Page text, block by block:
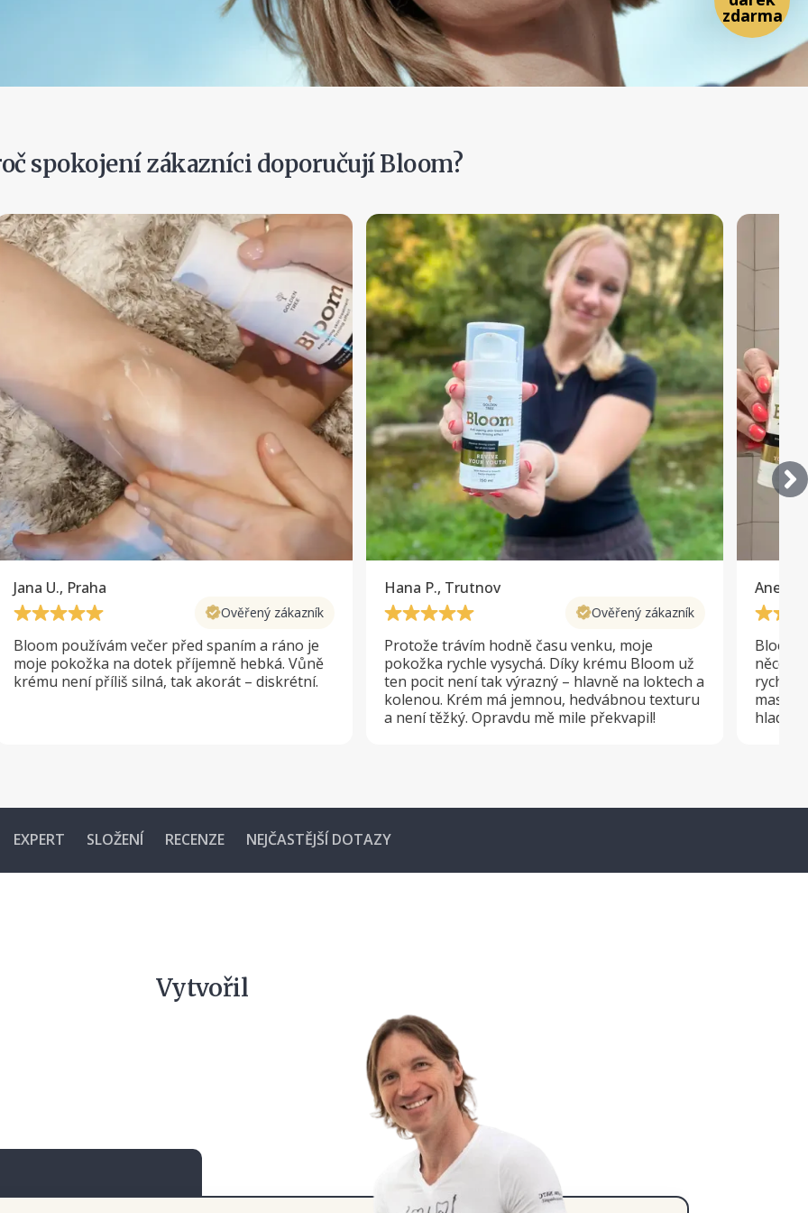
spokojení zákazníci doporučují Bloom?
Jana U., Praha
Ověřený zákazník
Bloom používám večer před spaním a ráno je
moje pokožka na dotek příjemně hebká. Vůně
krému není příliš silná, tak akorát – diskrétní.
Hana P., Trutnov
Ověřený zákazník
Protože trávím hodně času venku, moje
pokožka rychle vysychá. Díky krému Bloom už
ten pocit není tak výrazný – hlavně na loktech a
kolenou. Krém má jemnou, hedvábnou texturu
a není těžký. Opravdu mě mile překvapil!
Anežka
Bloom
něco
rychle
hladší,
EXPERT SLOŽENÍ RECENZE NEJČASTĚJŠÍ DOTAZY
Vytvořil
Roztočte kolo štěstí–
ROZTOČTE KOLO ŠTĚSTÍ
Registrací vyjadřujete svůj souhlas s obchodními podmínkamia
zásadami ochrany osobních údajů společnosti Golden Tree. Z
odběru se můžete kdykoliv odhlásit.